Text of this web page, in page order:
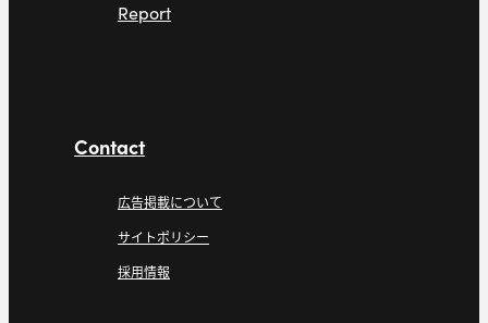
Report
Contact
広告掲載について
サイトポリシー
採用情報